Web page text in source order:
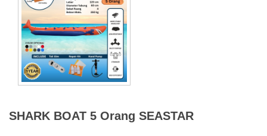
SHARK BOAT 5 Orang SEASTAR